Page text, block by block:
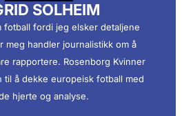
SOLHEIM
fotball fordi jeg elsker detaljene
meg handler journalistikk om å
rapportere. Rosenborg Kvinner
til å dekke europeisk fotball med
hjerte og analyse.